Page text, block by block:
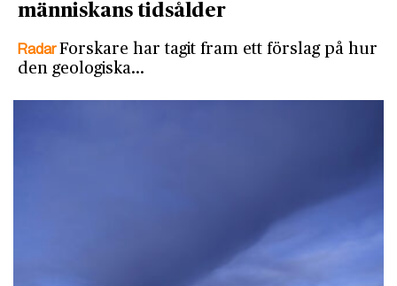
människans tidsålder
RadarForskare har tagit fram ett förslag på hur
den geologiska…